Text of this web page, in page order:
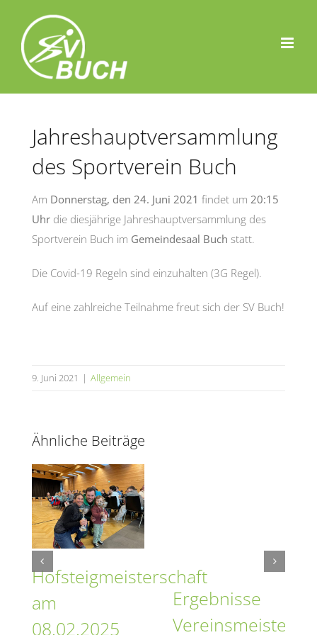
Inhalt
springen
Jahreshauptversammlung
des Sportverein Buch
Am Donnerstag, den 24. Juni 2021 findet um 20:15
Uhrdie diesjährige Jahreshauptversammlung des
Sportverein Buch im Gemeindesaal Buch statt.
Die Covid-19 Regeln sind einzuhalten (3G Regel).
Auf eine zahlreiche Teilnahme freut sich der SV Buch!
9. Juni 2021 | Allgemein
Ähnliche Beiträge
Hofsteigmeisterschaft
am
08.02.2025
Ergebnisse